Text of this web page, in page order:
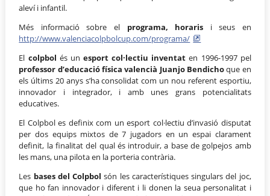
aleví i infantil.
Més informació sobre elprograma, horaris i seus en
http://www.valenciacolpbolcup.com/programa/
El colpbol és un esport col·lectiu inventat en 1996-1997 pel
professor d’educació física valencià Juanjo Bendichoque en
els últims 20 anys s’ha consolidat com un nou referent esportiu,
innovador i integrador, i amb unes grans potencialitats
educatives.
El Colpbol es definix com un esport col·lectiu d’invasió disputat
per dos equips mixtos de 7 jugadors en un espai clarament
definit, la finalitat del qual és introduir, a base de golpejos amb
les mans, una pilota en la porteria contrària.
Les bases del Colpbol són les característiques singulars del joc,
que ho fan innovador i diferent i li donen la seua personalitat i